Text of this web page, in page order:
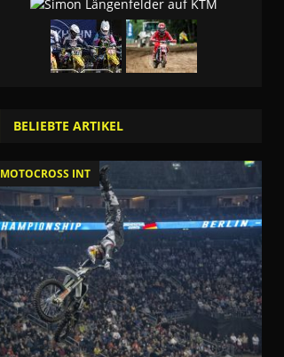
BELIEBTE ARTIKEL
MOTOCROSS INT